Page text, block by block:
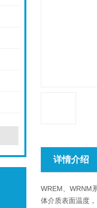
详情介绍
WREM、WRNM
体介质表面温度